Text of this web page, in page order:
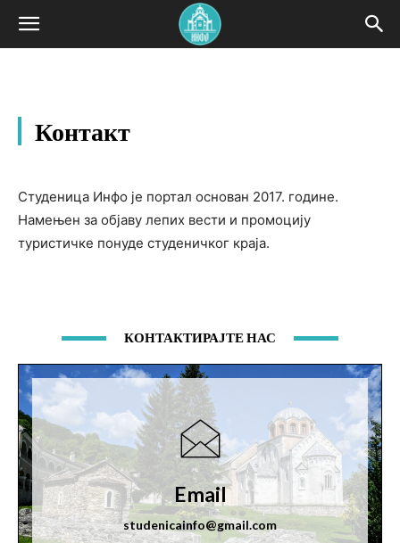
Контакт
Студеница Инфо је портал основан 2017. године.
Намењен за објaву лепих вести и промоцију
туристичке понуде студеничког краја.
КОНТАКТИРАЈТЕ НАС
Email
studenicainfo@gmail.com